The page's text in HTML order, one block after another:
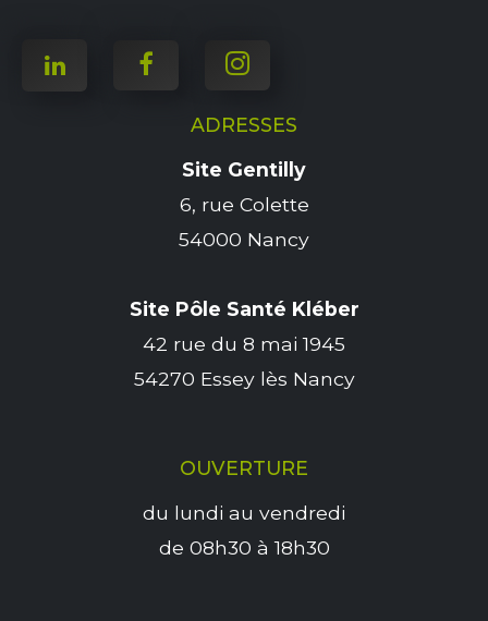
ADRESSES
Site Gentilly
6, rue Colette
54000 Nancy
Site Pôle Santé Kléber
42 rue du 8 mai 1945
54270 Essey lès Nancy
OUVERTURE
du lundi au vendredi
de 08h30 à 18h30